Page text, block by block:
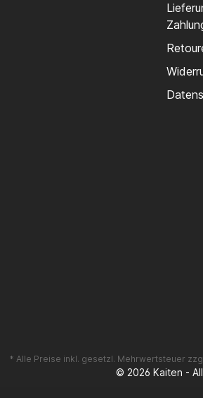
* Alle Preise inkl. gesetzl. Mehrwertsteuer
© 2026 Kaiten -